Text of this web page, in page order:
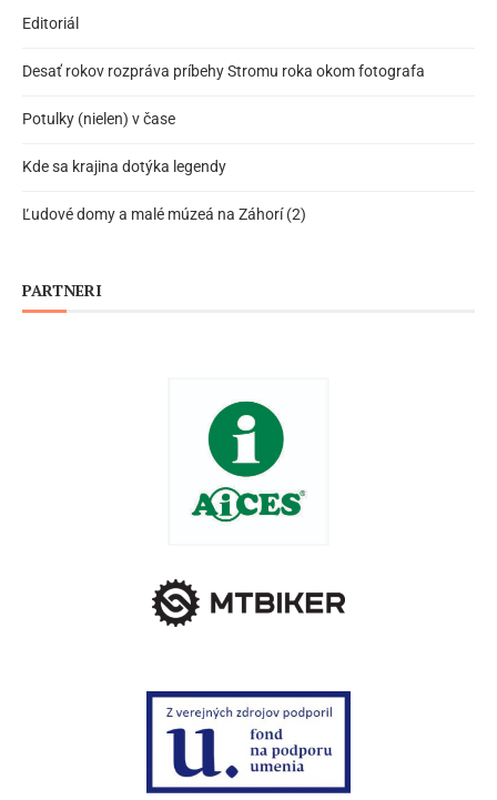
Editoriál
Desať rokov rozpráva príbehy Stromu roka okom fotografa
Potulky (nielen) v čase
Kde sa krajina dotýka legendy
Ľudové domy a malé múzeá na Záhorí (2)
PARTNERI